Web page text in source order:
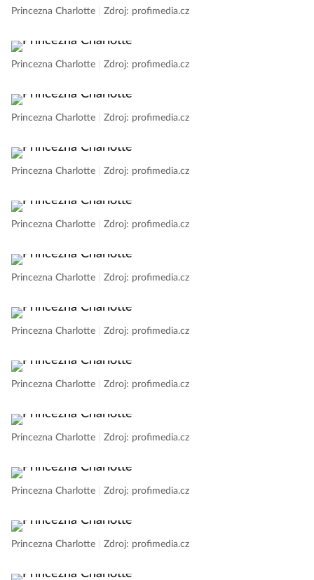
Princezna Charlotte Zdroj: profimedia.cz
Princezna Charlotte Zdroj: profimedia.cz
Princezna Charlotte Zdroj: profimedia.cz
Princezna Charlotte Zdroj: profimedia.cz
Princezna Charlotte Zdroj: profimedia.cz
Princezna Charlotte Zdroj: profimedia.cz
Princezna Charlotte Zdroj: profimedia.cz
Princezna Charlotte Zdroj: profimedia.cz
Princezna Charlotte Zdroj: profimedia.cz
Princezna Charlotte Zdroj: profimedia.cz
Princezna Charlotte Zdroj: profimedia.cz